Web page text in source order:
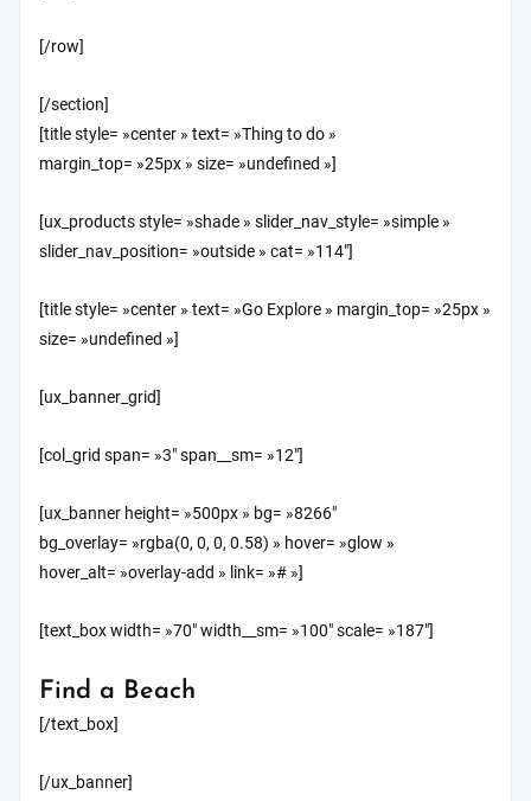
[/row]
[/section]
[title style= »center » text= »Thing to do »
margin_top= »25px » size= »undefined »]
[ux_products style= »shade » slider_nav_style= »simple »
slider_nav_position= »outside » cat= »114″]
[title style= »center » text= »Go Explore » margin_top= »25px »
size= »undefined »]
[ux_banner_grid]
[col_grid span= »3″ span__sm= »12″]
[ux_banner height= »500px » bg= »8266″
bg_overlay= »rgba(0, 0, 0, 0.58) » hover= »glow »
hover_alt= »overlay-add » link= »# »]
[text_box width= »70″ width__sm= »100″ scale= »187″]
Find a Beach
[/text_box]
[/ux_banner]